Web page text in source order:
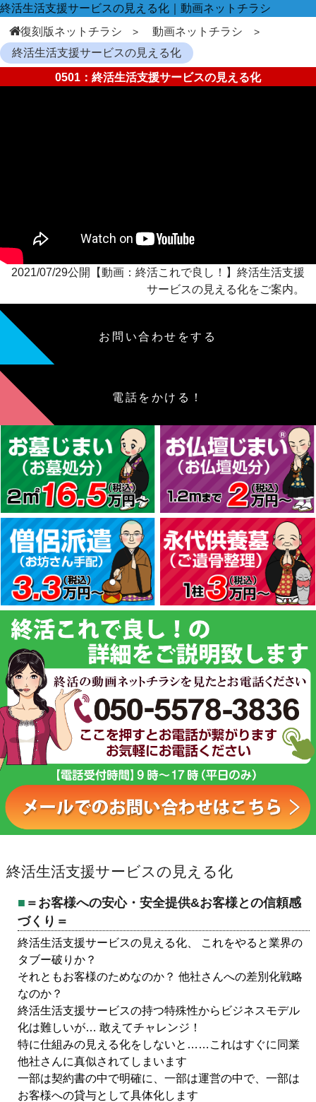
終活生活支援サービスの見える化｜動画ネットチラシ
復刻版ネットチラシ
動画ネットチラシ
終活生活支援サービスの見える化
0501：終活生活支援サービスの見える化
2021/07/29公開【動画：終活これで良し！】終活生活支援
サービスの見える化をご案内。
お問い合わせをする
電話をかける！
終活生活支援サービスの見える化
＝お客様への安心・安全提供&お客様との信頼感
づくり＝
終活生活支援サービスの見える化、 これをやると業界の
タブー破りか？
それともお客様のためなのか？ 他社さんへの差別化戦略
なのか？
終活生活支援サービスの持つ特殊性からビジネスモデル
化は難しいが… 敢えてチャレンジ！
特に仕組みの見える化をしないと……これはすぐに同業
他社さんに真似されてしまいます
一部は契約書の中で明確に、一部は運営の中で、一部は
お客様への貸与として具体化します